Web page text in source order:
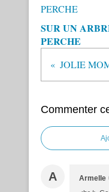
SUR UN
PERCHE
JOLIE
Commenter
A Armelle